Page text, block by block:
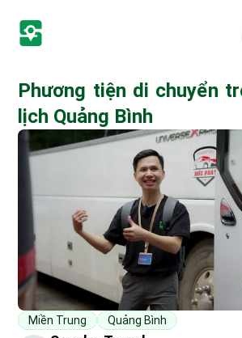
Phương tiện di chuyển
lịch Quảng Bình
Miền Trung Quảng Bình